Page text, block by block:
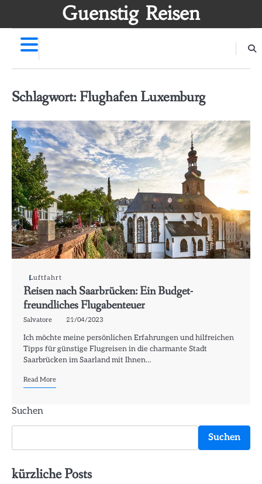
Guenstig Reisen
Schlagwort: Flughafen Luxemburg
Luftfahrt
Reisen nach Saarbrücken: Ein Budget-
freundliches Flugabenteuer
Salvatore 21/04/2023
Ich möchte meine persönlichen Erfahrungen und hilfreichen
Tipps für günstige Flugreisen in die charmante Stadt
Saarbrücken im Saarland mit Ihnen…
Read More
Suchen
Suchen
kürzliche Posts